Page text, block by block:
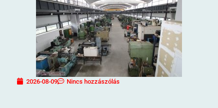
2026-08-09 Nincs hozzászólás